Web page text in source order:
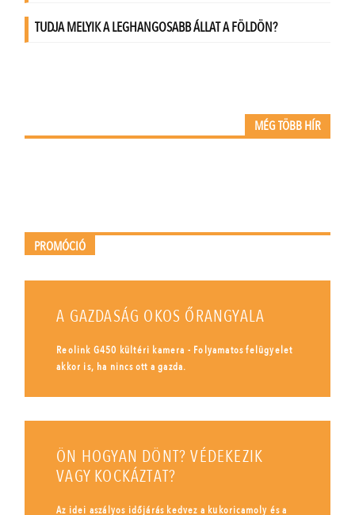
MÉG TÖBB HÍR
PROMÓCIÓ
A GAZDASÁG OKOS ŐRANGYALA
Reolink G450 kültéri kamera - Folyamatos felügyelet
akkor is, ha nincs ott a gazda.
ÖN HOGYAN DÖNT? VÉDEKEZIK
VAGY KOCKÁZTAT?
Az idei aszályos időjárás kedvez a kukoricamoly és a